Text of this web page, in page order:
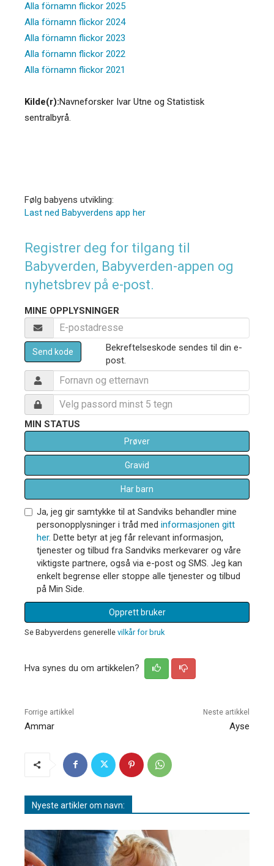
Alla förnamn flickor 2025
Alla förnamn flickor 2024
Alla förnamn flickor 2023
Alla förnamn flickor 2022
Alla förnamn flickor 2021
Kilde(r):Navneforsker Ivar Utne og Statistisk
sentralbyrå.
Følg babyens utvikling:
Last ned Babyverdens app her
Registrer deg for tilgang til
Babyverden, Babyverden-appen og
nyhetsbrev på e-post.
MINE OPPLYSNINGER
Send kode
Bekreftelseskode sendes til din e-
post.
MIN STATUS
Prøver
Gravid
Har barn
Ja, jeg gir samtykke til at Sandviks behandler mine
personopplysninger i tråd med informasjonen gitt
her. Dette betyr at jeg får relevant informasjon,
tjenester og tilbud fra Sandviks merkevarer og våre
viktigste partnere, også via e-post og SMS. Jeg kan
enkelt begrense eller stoppe alle tjenester og tilbud
på Min Side.
Opprett bruker
Se Babyverdens generelle vilkår for bruk
Hva synes du om artikkelen?
Forrige artikkel
Ammar
Neste artikkel
Ayse
Nyeste artikler om navn: